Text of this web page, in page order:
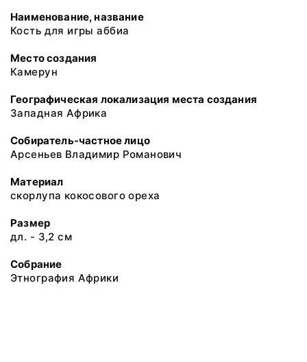
Наименование, название
Кость для игры аббиа
Место создания
Камерун
Географическая локализация места создания
Западная Африка
Собиратель-частное лицо
Арсеньев Владимир Романович
Материал
скорлупа кокосового ореха
Размер
дл. - 3,2 см
Собрание
Этнография Африки